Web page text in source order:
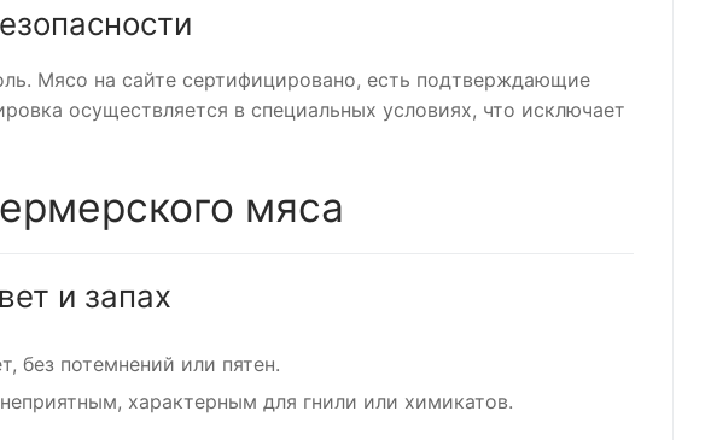
Мясо на сайте сертифицировано, есть подтверждающие
осуществляется в специальных условиях, что исключает
мяса
и запах
без потемнений или пятен.
характерным для гнили или химикатов.